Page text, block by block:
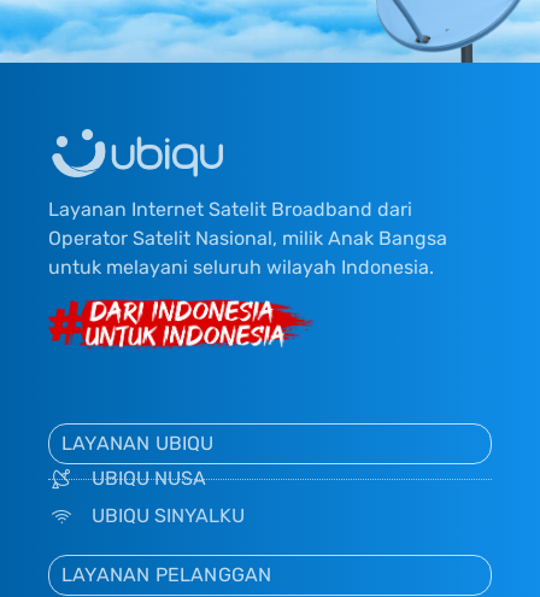
Layanan Internet Satelit Broadband dari
Operator Satelit Nasional, milik Anak Bangsa
untuk melayani seluruh wilayah Indonesia.
LAYANAN UBIQU
UBIQU NUSA
UBIQU SINYALKU
LAYANAN PELANGGAN